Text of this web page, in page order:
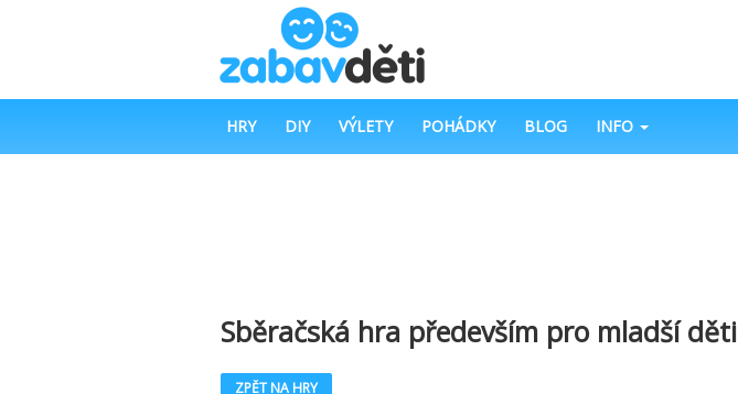
HRY DIY VÝLETY POHÁDKY BLOG INFO
Sběračská hra především pro mladší děti
ZPĚT NA HRY